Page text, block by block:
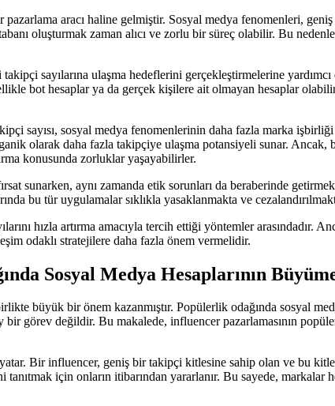
aracı haline gelmiştir. Sosyal medya fenomenleri,
oluşturmak zaman alıcı ve zorlu bir süreç olabilir. Bu
sayılarına ulaşma hedeflerini gerçekleştirmelerine
bot hesaplar ya da gerçek kişilere ait olmayan hesaplar
sayısı, sosyal medya fenomenlerinin daha fazla marka
olarak daha fazla takipçiye ulaşma potansiyeli sunar. Ancak,
konusunda zorluklar yaşayabilirler.
sunarken, aynı zamanda etik sorunları da beraberinde
bu tür uygulamalar sıklıkla yasaklanmakta ve
hızla artırma amacıyla tercih ettiği yöntemler arasındadır.
odaklı stratejilere daha fazla önem vermelidir.
Sosyal Medya Hesaplarının
büyük bir önem kazanmıştır. Popülerlik odağında sosyal
görev değildir. Bu makalede, influencer pazarlamasının
Bir influencer, geniş bir takipçi kitlesine sahip olan ve bu
için onların itibarından yararlanır. Bu sayede,